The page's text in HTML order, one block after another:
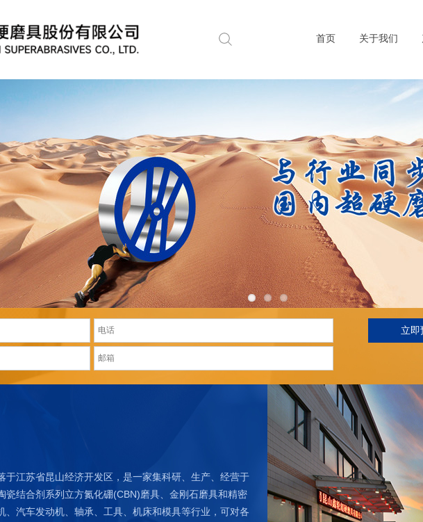
首页 关于我们
立即
于江苏省昆山经济开发区，是一家集科研、生产、经营于
瓷结合剂系列立方氮化硼(CBN)磨具、金刚石磨具和精密
、汽车发动机、轴承、工具、机床和模具等行业，可对各